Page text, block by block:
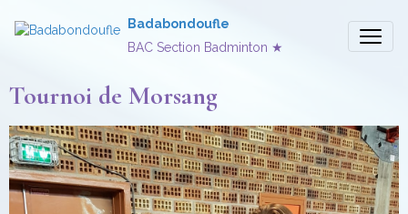
Badabondoufle
BAC Section Badminton ★
Tournoi de Morsang